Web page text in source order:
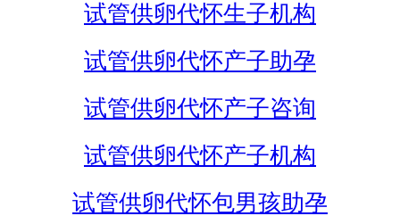
试管供卵代怀生子机构
试管供卵代怀产子助孕
试管供卵代怀产子咨询
试管供卵代怀产子机构
试管供卵代怀包男孩助孕